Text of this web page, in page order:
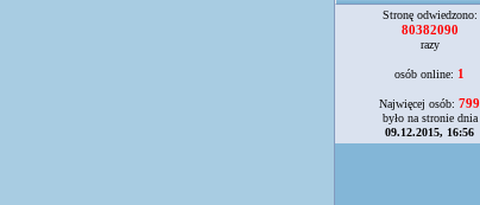
Stronę odwiedzono:
80382090
razy
osób online: 1
Najwięcej osób: 799
było na stronie dnia
09.12.2015, 16:56